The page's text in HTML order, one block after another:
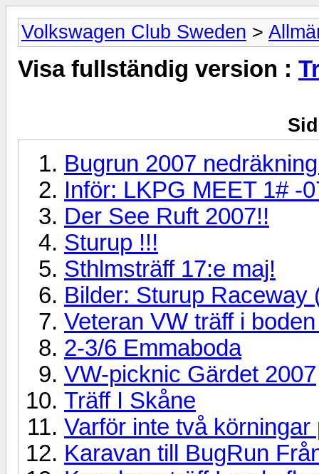
Volkswagen Club Sweden >
Visa fullständig version :
Bugrun 2007
Inför: LKPG MEET 1# -
Der See Ruft 2007!!
Sturup !!!
Sthlmsträff 17:e maj!
Bilder: Sturup Raceway
Veteran VW träff i
2-3/6 Emmaboda
VW-picknic Gärdet 2007
Träff I Skåne
Varför inte två körningar
Karavan till BugRun